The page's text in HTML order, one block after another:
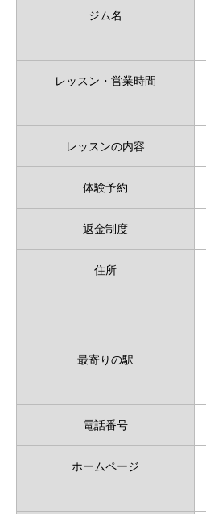
ジム名
レッスン・営業時間
レッスンの内容
体験予約
返金制度
住所
最寄りの駅
電話番号
ホームページ